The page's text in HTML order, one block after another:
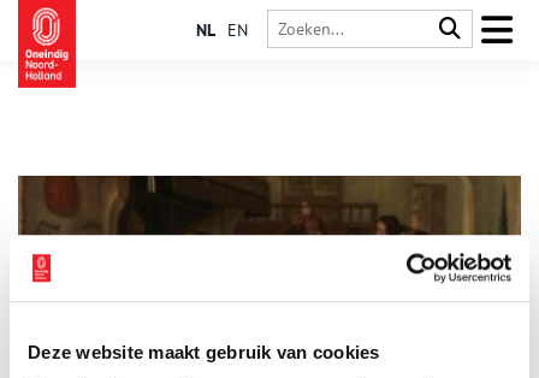
Deze website maakt gebruik van cookies
NL EN